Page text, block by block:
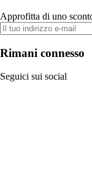
Approfitta di uno
Rimani connesso
Seguici sui social